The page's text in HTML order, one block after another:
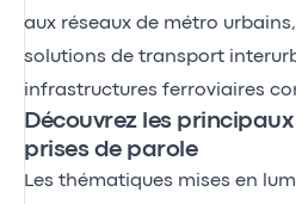
aux réseaux de métro
solutions de transport
infrastructures ferroviaires
Découvrez les
prises de parole
Les thématiques mises en